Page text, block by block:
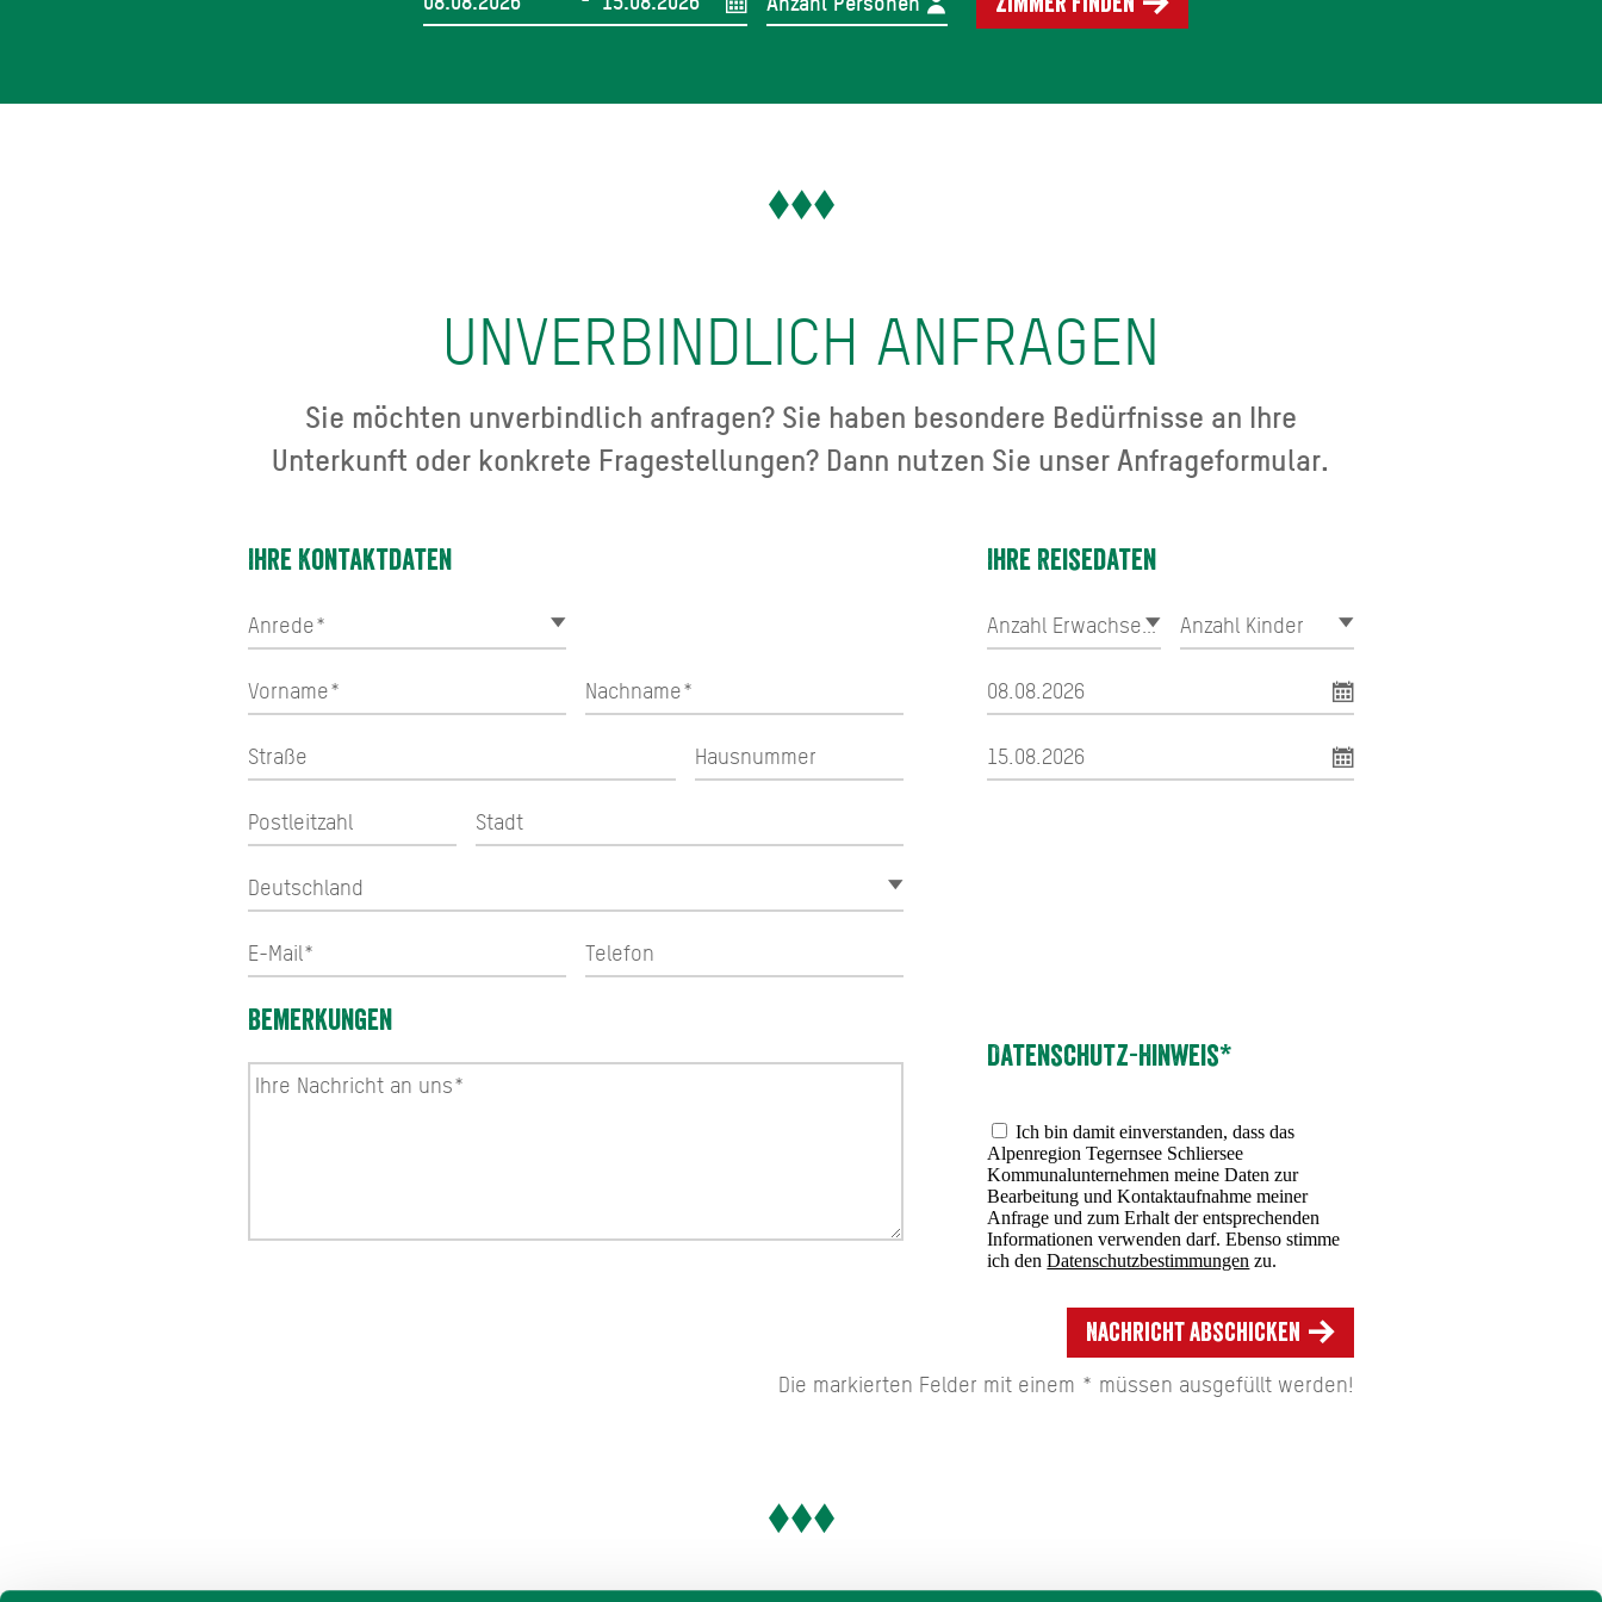
UNVERBINDLICH ANFRAGEN
Sie möchten unverbindlich anfragen? Sie haben besondere Bedürfnisse an Ihre
Unterkunft oder konkrete Fragestellungen? Dann nutzen Sie unser Anfrageformular.
Ihre Kontaktdaten Ihre Reisedaten
Bemerkungen
Datenschutz-Hinweis*
Ich bin damit einverstanden, dass das
Alpenregion Tegernsee Schliersee
Kommunalunternehmen meine Daten zur
Bearbeitung und Kontaktaufnahme meiner
Anfrage und zum Erhalt der entsprechenden
Informationen verwenden darf. Ebenso stimme
ich denDatenschutzbestimmungen zu.
Nachricht abschicken
Die markierten Felder mit einem * müssen ausgefüllt werden!